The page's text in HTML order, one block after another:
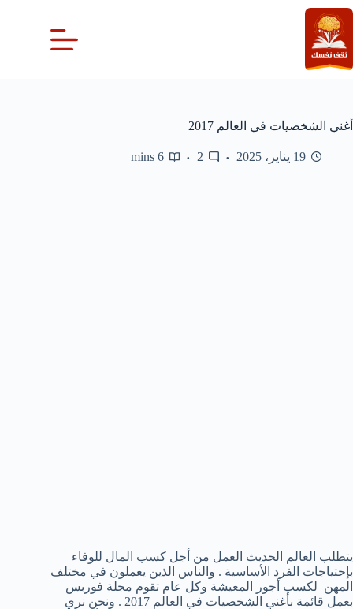
التجاوز
إلى
المحتوى
أغني الشخصيات في العالم 2017
19 يناير، 2025 2
6 mins
يتطلب العالم الحديث العمل من أجل كسب المال للوفاء
بإحتياجات الفرد الأساسية . والناس الذين يعملون في مختلف
المهن لكسب أجور المعيشة وكل عام تقوم مجلة فوربس
بعمل قائمة بأغني الشخصيات في العالم 2017 . ونحن نري